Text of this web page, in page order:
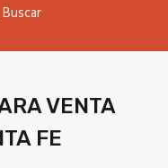
Buscar
VENTA
FE